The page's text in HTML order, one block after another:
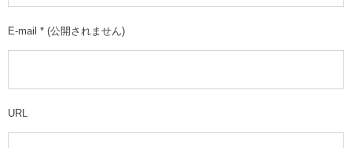
E-mail * (公開されません)
URL